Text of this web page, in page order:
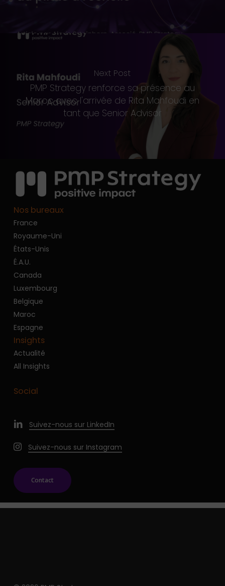
Next Post
PMP Strategy renforce sa présence au
Maroc avec l'arrivée de Rita Mahfoudi en
tant que Senior Advisor
Nos bureaux
France
Royaume-Uni
États-Unis
É.A.U.
Canada
Luxembourg
Belgique
Maroc
Espagne
Insights
Actualité
All Insights
Social
Suivez-nous sur LinkedIn
Suivez-nous sur Instagram
Contact